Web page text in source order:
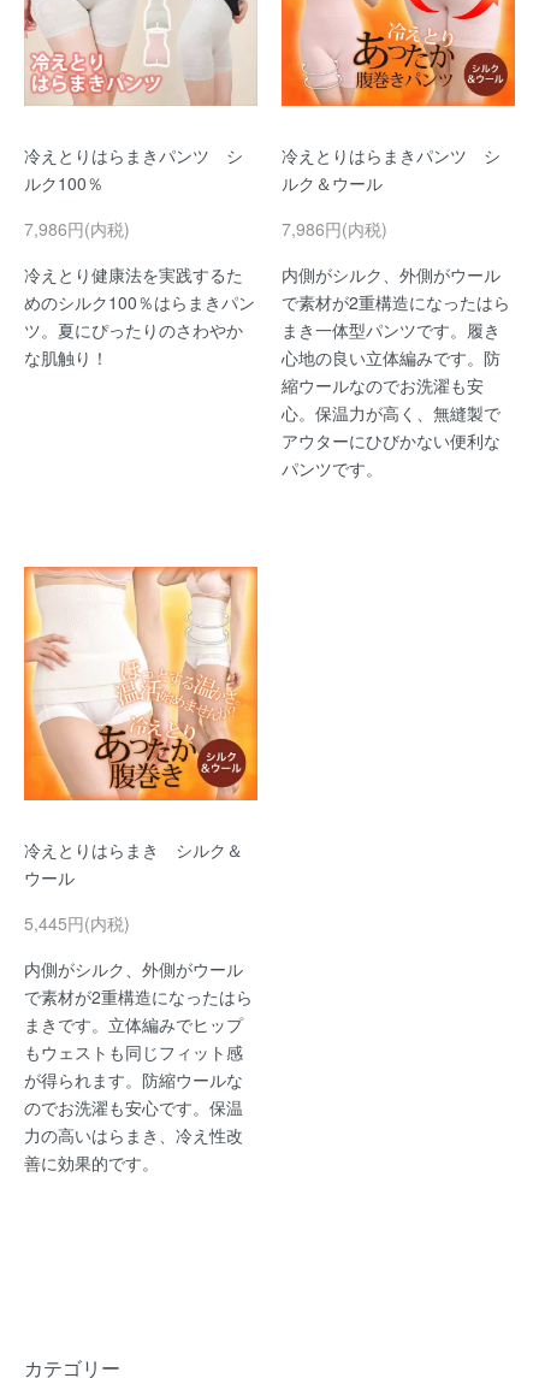
冷えとりはらまきパンツ シ
ルク100％
7,986円(内税)
冷えとり健康法を実践するた
めのシルク100％はらまきパン
ツ。夏にぴったりのさわやか
な肌触り！
冷えとりはらまきパンツ シ
ルク＆ウール
7,986円(内税)
内側がシルク、外側がウール
で素材が2重構造になったはら
まき一体型パンツです。履き
心地の良い立体編みです。防
縮ウールなのでお洗濯も安
心。保温力が高く、無縫製で
アウターにひびかない便利な
パンツです。
冷えとりはらまき シルク＆
ウール
5,445円(内税)
内側がシルク、外側がウール
で素材が2重構造になったはら
まきです。立体編みでヒップ
もウェストも同じフィット感
が得られます。防縮ウールな
のでお洗濯も安心です。保温
力の高いはらまき、冷え性改
善に効果的です。
カテゴリー